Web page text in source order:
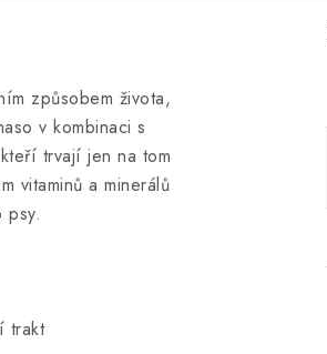
způsobem života,
v kombinaci s
trvají jen na tom
vitaminů a minerálů
psy.
trakt